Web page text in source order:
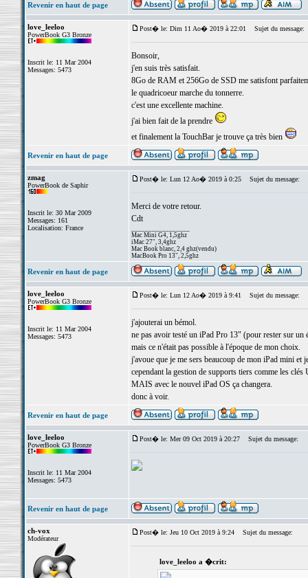
Revenir en haut de page
love_leeloo
PowerBook G3 Bronze
Inscrit le: 11 Mar 2004
Messages: 5473
Post� le: Dim 11 Ao� 2019 à 22:01 Sujet du message:
Bonsoir,
j'en suis très satisfait.
8Go de RAM et 256Go de SSD me satisfont
le quadricoeur marche du tonnerre.
c'est une excellente machine.
j'ai bien fait de la prendre
et finalement la TouchBar je trouve ça très bien
Revenir en haut de page
zmag
PowerBook de Saphir
Inscrit le: 30 Mar 2009
Messages: 161
Localisation: France
Post� le: Lun 12 Ao� 2019 à 0:25 Sujet du message:
Merci de votre retour.
Cdt
Mac Mini G4, 1,5ghz
iMac 27", 3,4ghz
Mac Book blanc, 2,4 ghz(vendu)
MacBook Pro 13", 2,5ghz
Revenir en haut de page
love_leeloo
PowerBook G3 Bronze
Inscrit le: 11 Mar 2004
Messages: 5473
Post� le: Lun 12 Ao� 2019 à 9:41 Sujet du message:
j'ajouterai un bémol.
ne pas avoir testé un iPad Pro 13" (pour rester sur
mais ce n'était pas possible à l'époque de mon choix.
j'avoue que je me sers beaucoup de mon iPad mini et
cependant la gestion de supports tiers comme les clés
MAIS avec le nouvel iPad OS ça changera.
donc à voir.
Revenir en haut de page
love_leeloo
PowerBook G3 Bronze
Inscrit le: 11 Mar 2004
Messages: 5473
Post� le: Mer 09 Oct 2019 à 20:27 Sujet du message:
Revenir en haut de page
ch-vox
Modérateur
Post� le: Jeu 10 Oct 2019 à 9:24 Sujet du message:
love_leeloo a �crit: